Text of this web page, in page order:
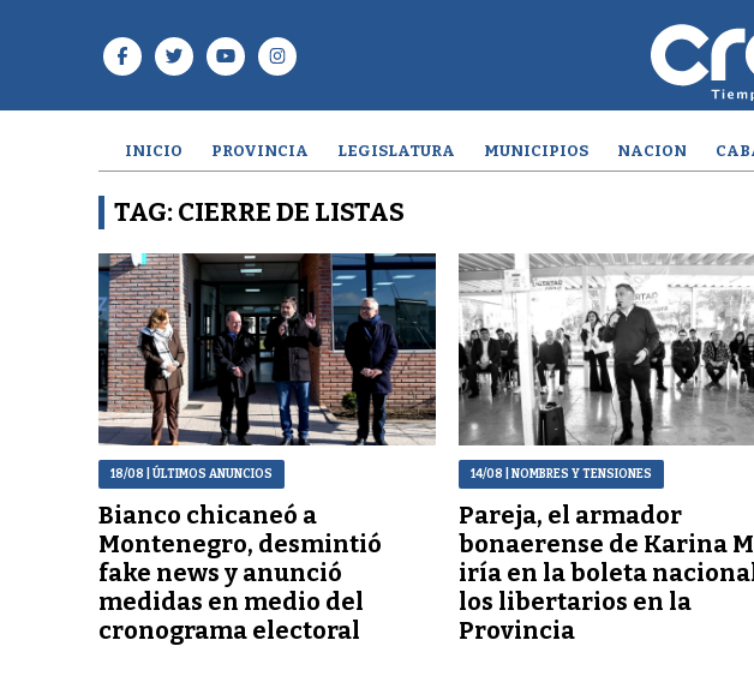
INICIO PROVINCIA LEGISLATURA MUNICIPIOS NACION
TAG: CIERRE DE LISTAS
18/08 | ÚLTIMOS ANUNCIOS
Bianco chicaneó a
Montenegro, desmintió
fake news y anunció
medidas en medio del
cronograma electoral
14/08 | NOMBRES Y TENSIONES
Pareja, el armador
bonaerense de Karina
iría en la boleta
los libertarios en la
Provincia